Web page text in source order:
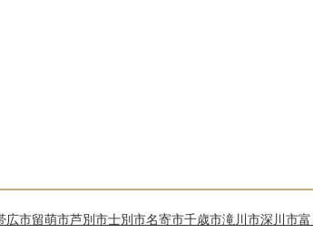
広市留萌市芦別市士別市名寄市千歳市滝川市深川市